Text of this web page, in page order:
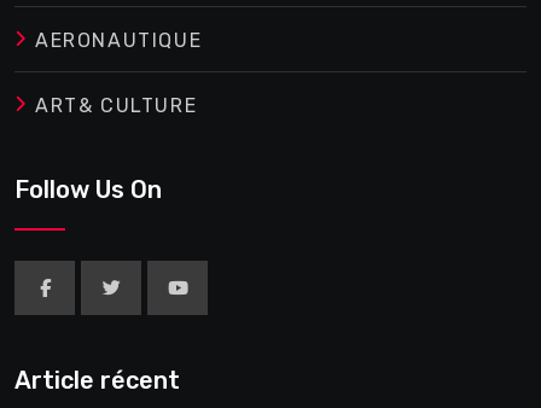
AERONAUTIQUE
ART& CULTURE
Follow Us On
Article récent